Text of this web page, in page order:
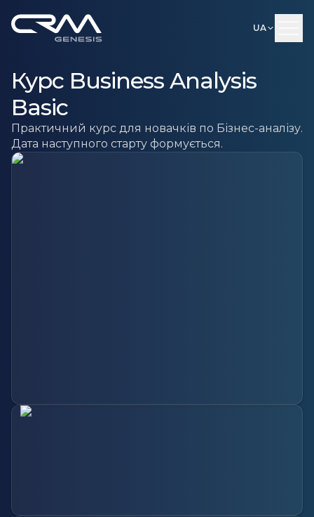
UA
Курс Business Analysis
Basic
Практичний курс для новачків по Бізнес-аналізу.
Дата наступного старту формується.